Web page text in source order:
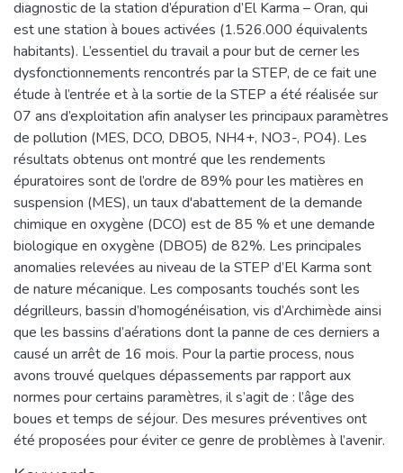
diagnostic de la station d’épuration d’El Karma – Oran, qui
est une station à boues activées (1.526.000 équivalents
habitants). L’essentiel du travail a pour but de cerner les
dysfonctionnements rencontrés par la STEP, de ce fait une
étude à l’entrée et à la sortie de la STEP a été réalisée sur
07 ans d’exploitation afin analyser les principaux paramètres
de pollution (MES, DCO, DBO5, NH4+, NO3-, PO4). Les
résultats obtenus ont montré que les rendements
épuratoires sont de l’ordre de 89% pour les matières en
suspension (MES), un taux d'abattement de la demande
chimique en oxygène (DCO) est de 85 % et une demande
biologique en oxygène (DBO5) de 82%. Les principales
anomalies relevées au niveau de la STEP d’El Karma sont
de nature mécanique. Les composants touchés sont les
dégrilleurs, bassin d’homogénéisation, vis d’Archimède ainsi
que les bassins d’aérations dont la panne de ces derniers a
causé un arrêt de 16 mois. Pour la partie process, nous
avons trouvé quelques dépassements par rapport aux
normes pour certains paramètres, il s’agit de : l’âge des
boues et temps de séjour. Des mesures préventives ont
été proposées pour éviter ce genre de problèmes à l’avenir.